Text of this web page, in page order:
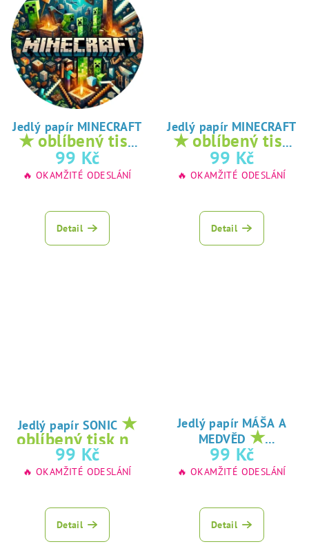
Jedlý papír MINECRAFT
★ oblíbený tisk
na jedlý papír
99 Kč
🔥 OKAMŽITÉ ODESLÁNÍ
Detail
Jedlý papír MINECRAFT
★ oblíbený tisk
na jedlý papír
99 Kč
🔥 OKAMŽITÉ ODESLÁNÍ
Detail
Jedlý papír SONIC ★
oblíbený tisk na
jedlý papír
99 Kč
🔥 OKAMŽITÉ ODESLÁNÍ
Detail
Jedlý papír MÁŠA A
MEDVĚD ★
oblíbený tisk na
jedlý papír
99 Kč
🔥 OKAMŽITÉ ODESLÁNÍ
Detail